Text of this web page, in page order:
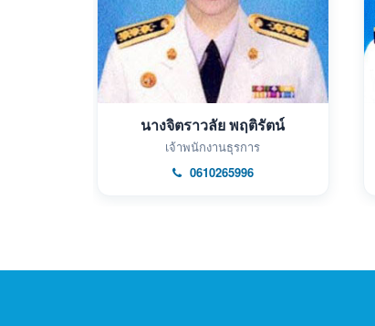
นางจิตราวลัย พฤติรัตน์
เจ้าพนักงานธุรการ
0610265996